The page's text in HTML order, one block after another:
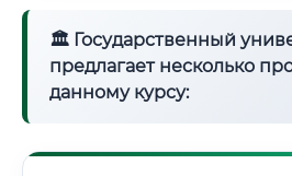
🏛 Государственный
предлагает несколько
данному курсу: